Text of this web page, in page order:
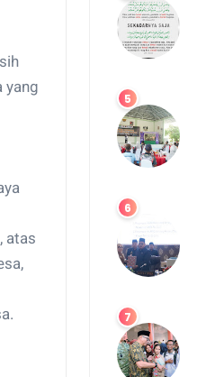
yang
atas